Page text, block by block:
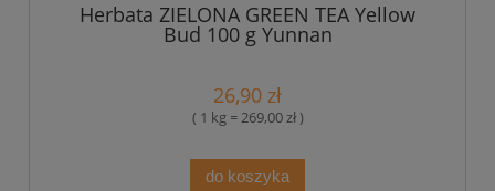
Herbata ZIELONA GREEN TEA Yellow
Bud 100 g Yunnan
26,90 zł
( 1 kg = 269,00 zł )
do koszyka